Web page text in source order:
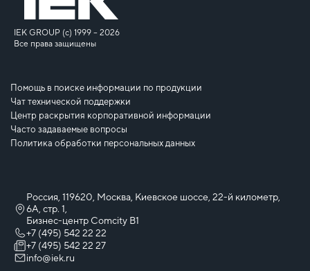
IEK GROUP (c) 1999 – 2026
Все права защищены
Помощь в поиске информации по продукции
Чат технической поддержки
Центр раскрытия корпоративной информации
Часто задаваемые вопросы
Политика обработки персональных данных
Россия, 119620, Москва, Киевское шоссе, 22-й километр,
6А, стр. 1,
Бизнес-центр Comcity B1
+7 (495) 542 22 22
+7 (495) 542 22 27
info@iek.ru